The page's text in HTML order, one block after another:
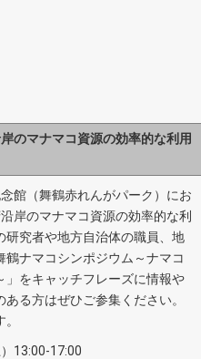
のマナマコ資源の効率的な利用
館（舞鶴赤れんがパーク）にお
岸のマナマコ資源の効率的な利
研究者や地方自治体の職員、地
ナマコシンポジウム～ナマコ
」をキャッチフレーズに情報や
る方はぜひご参集ください。
13:00-17:00